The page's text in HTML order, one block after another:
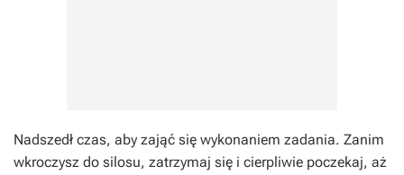
Nadszedł czas, aby zająć się wykonaniem zadania. Zanim
wkroczysz do silosu, zatrzymaj się i cierpliwie poczekaj, aż